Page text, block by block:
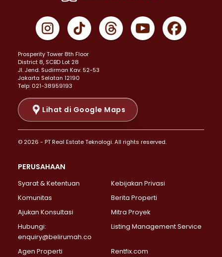
Properti Dijual di Gambir >
Properti Dijual di Johar Baru >
Properti Dijual di Menteng >
Properti Dijual di Senen >
Properti Dijual di Tanah Abang >
Properti Dijual di Cikini >
Properti Dijual di Kramat >
Properti Dijual di Pasar Baru >
Properti Dijual di Bendungan Hilir >
Properti Dijual di Jakarta Selatan >
Properti Dijual di Lebak Bulus >
Properti Dijual di Gandaria Selatan >
Properti Dijual di Pondok Labu >
Properti Dijual di Lenteng Agung >
Properti Dijual di Senayan >
Properti Dijual di Pondok Pinang >
Prosperity Tower 8th Floor
District 8, SCBD Lot 28
JI. Jend. Sudirman Kav. 52-53
Jakarta Selatan 12190
Telp: 021-38959193
Lihat di Google Maps
© 2026 - PT Real Estate Teknologi. All rights reserved.
PERUSAHAAN
Syarat & Ketentuan
Kebijakan Privasi
Komunitas
Berita Properti
Ajukan Konsultasi
Mitra Proyek
Hubungi:
enquiry@belirumah.co
Listing Management Service
Agen Properti Rentfix.com